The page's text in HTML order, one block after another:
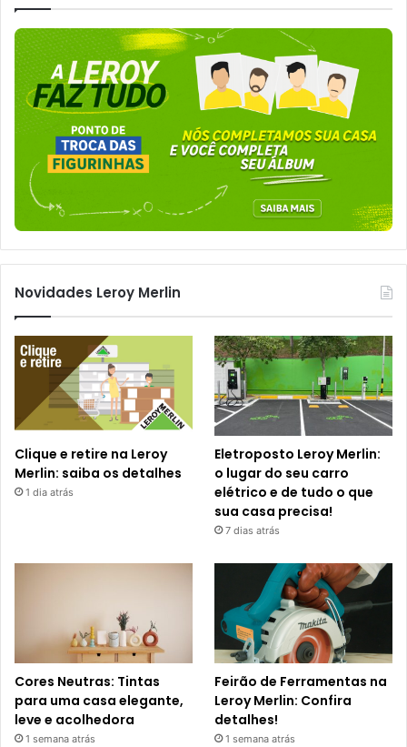
Novidades Leroy Merlin
Clique e retire na Leroy
Merlin: saiba os detalhes
1 dia atrás
Eletroposto Leroy Merlin:
o lugar do seu carro
elétrico e de tudo o que
sua casa precisa!
7 dias atrás
Cores Neutras: Tintas
para uma casa elegante,
leve e acolhedora
1 semana atrás
Feirão de Ferramentas na
Leroy Merlin: Confira
detalhes!
1 semana atrás